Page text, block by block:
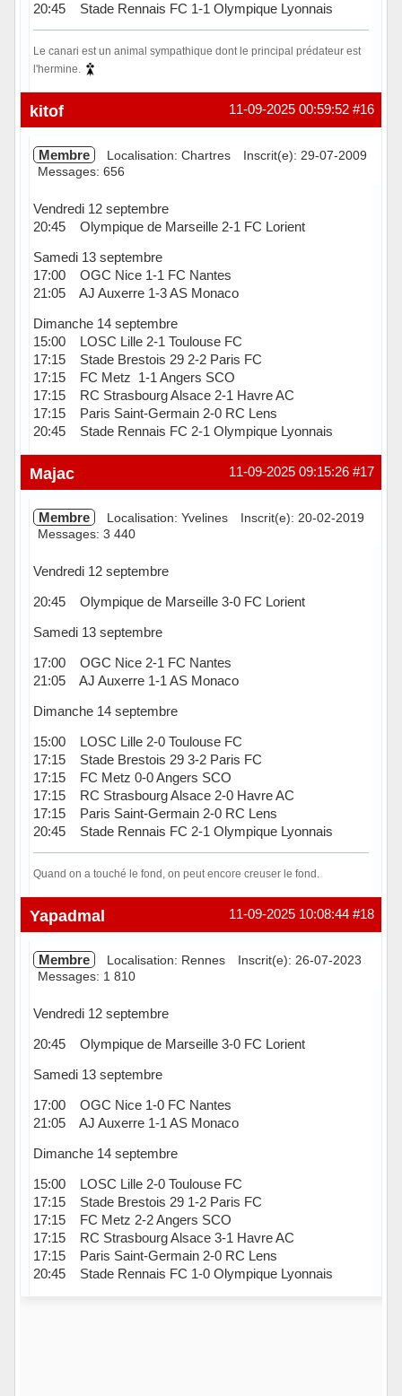
20:45 Stade Rennais FC 1-1 Olympique Lyonnais
Le canari est un animal sympathique dont le principal prédateur est
l'hermine.
Hors ligne #16
11-09-2025 00:59:52
kitof
Membre Localisation: Chartres
Inscrit(e): 29-07-2009
Messages: 656
Vendredi 12 septembre
20:45 Olympique de Marseille 2-1 FC Lorient
Samedi 13 septembre
17:00 OGC Nice 1-1 FC Nantes
21:05 AJ Auxerre 1-3 AS Monaco
Dimanche 14 septembre
15:00 LOSC Lille 2-1 Toulouse FC
17:15 Stade Brestois 29 2-2 Paris FC
17:15 FC Metz 1-1 Angers SCO
17:15 RC Strasbourg Alsace 2-1 Havre AC
17:15 Paris Saint-Germain 2-0 RC Lens
20:45 Stade Rennais FC 2-1 Olympique Lyonnais
Hors ligne #17
11-09-2025 09:15:26
Majac
Membre Localisation: Yvelines
Inscrit(e): 20-02-2019
Messages: 3 440
Vendredi 12 septembre
20:45 Olympique de Marseille 3-0 FC Lorient
Samedi 13 septembre
17:00 OGC Nice 2-1 FC Nantes
21:05 AJ Auxerre 1-1 AS Monaco
Dimanche 14 septembre
15:00 LOSC Lille 2-0 Toulouse FC
17:15 Stade Brestois 29 3-2 Paris FC
17:15 FC Metz 0-0 Angers SCO
17:15 RC Strasbourg Alsace 2-0 Havre AC
17:15 Paris Saint-Germain 2-0 RC Lens
20:45 Stade Rennais FC 2-1 Olympique Lyonnais
Quand on a touché le fond, on peut encore creuser le fond.
Hors ligne #18
11-09-2025 10:08:44
Yapadmal
Membre Localisation: Rennes
Inscrit(e): 26-07-2023
Messages: 1 810
Vendredi 12 septembre
20:45 Olympique de Marseille 3-0 FC Lorient
Samedi 13 septembre
17:00 OGC Nice 1-0 FC Nantes
21:05 AJ Auxerre 1-1 AS Monaco
Dimanche 14 septembre
15:00 LOSC Lille 2-0 Toulouse FC
17:15 Stade Brestois 29 1-2 Paris FC
17:15 FC Metz 2-2 Angers SCO
17:15 RC Strasbourg Alsace 3-1 Havre AC
17:15 Paris Saint-Germain 2-0 RC Lens
20:45 Stade Rennais FC 1-0 Olympique Lyonnais